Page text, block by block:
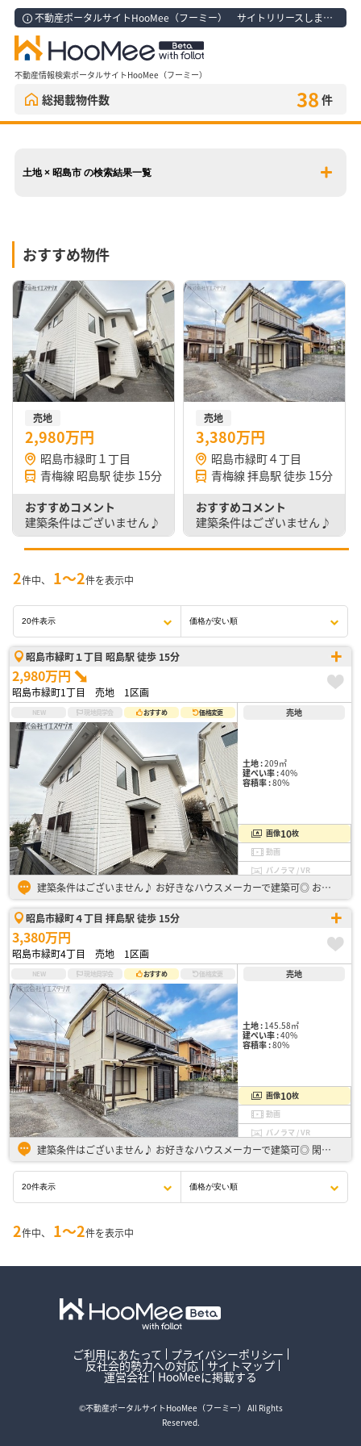
不動産ポータルサイトHooMee（フーミー） サイトリリースしました！
不動産情報検索ポータルサイトHooMee（フーミー）
総掲載物件数 38 件
土地 × 昭島市 の検索結果一覧
おすすめ物件
売地
2,980万円
昭島市緑町１丁目
青梅線 昭島駅 徒歩 15分
おすすめコメント
建築条件はございません♪ お好きなハウスメーカーで建築可◎
売地
3,380万円
昭島市緑町４丁目
青梅線 拝島駅 徒歩 15分
おすすめコメント
建築条件はございません♪ お
2件中、 1〜2件を表示中
昭島市緑町１丁目 昭島駅 徒歩 15分
2,980万円
昭島市緑町1丁目 売地 1区画
NEW 現地見学会 おすすめ 価格変更 売地
土地 :209㎡
建ぺい率 :40%
容積率 :80%
画像10枚
動画
パノラマ / VR
建築条件はございません♪ お好きなハウスメーカーで建築可◎ お買い物スポットや病院などが、徒歩10分圏内に点在している便利な立地です！ また、大きな公園「昭島市立緑ヶ丘公園」や中学校も近いので、子…
昭島市緑町４丁目 拝島駅 徒歩 15分
3,380万円
昭島市緑町4丁目 売地 1区画
NEW 現地見学会 おすすめ 価格変更 売地
土地 :145.58㎡
建ぺい率 :40%
容積率 :80%
画像10枚
動画
パノラマ / VR
建築条件はございません♪ お好きなハウスメーカーで建築可◎ 閑静な住宅街の敷地面積約44坪！！角地の為、陽当たり良好◎ 4路線利用可能な『拝島駅』が最寄り駅で便利な環境です♪
2件中、 1〜2件を表示中
ご利用にあたって プライバシーポリシー
反社会的勢力への対応 サイトマップ
運営会社 HooMeeに掲載する
©不動産ポータルサイトHooMee（フーミー） All Rights
Reserved.